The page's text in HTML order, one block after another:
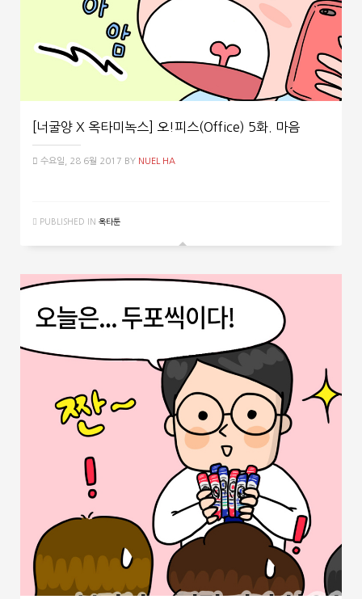
[너굴양 X 옥타미녹스] 오!피스(Office) 5화. 마음
수요일, 28 6월 2017 BY NUEL HA
PUBLISHED IN 옥타툰